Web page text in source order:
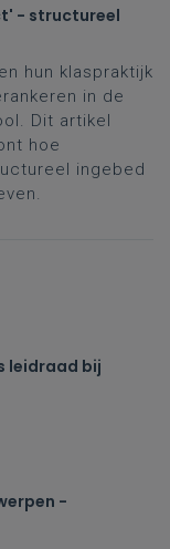
- structureel
hun klaspraktijk
in de
Dit artikel
hoe
ingebed
leidraad bij
-